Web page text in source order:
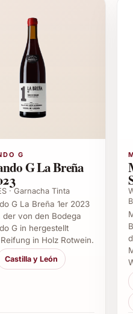
Begleiter zu edlen Fisch-
Auch als Aperitif
vielseitige Weisswein
Felluga Sharis 2024
ein, besondere
und Ihren Liebsten dieses
passt und viel
G
G La Breña
· Garnacha Tinta
G La Breña 1er 2023
der von den Bodega
G in hergestellt
in Holz Rotwein.
Castilla y León